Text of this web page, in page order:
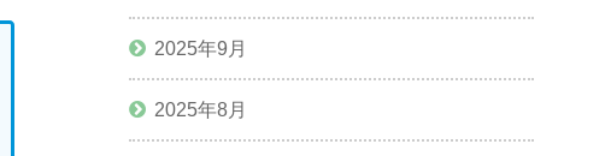
2025年9月
2025年8月